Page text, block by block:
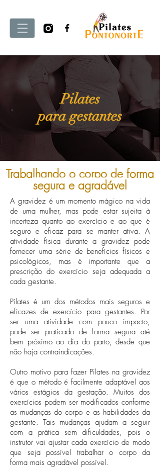
Pilates
para gestantes
Trabalhando o corpo de forma
segura e agradável
A gravidez é um momento mágico na vida
de uma mulher, mas pode estar sujeita à
incerteza quanto ao exercício e ao que é
seguro e eficaz para se manter ativa. A
atividade física durante a gravidez pode
fornecer uma série de benefícios físicos e
psicológicos, mas é importante que a
prescrição do exercício seja adequada a
cada gestante.
Pilates é um dos métodos mais seguros e
eficazes de exercício para gestantes. Por
ser uma atividade com pouco impacto,
pode ser praticado de forma segura até
bem próximo ao dia do parto, desde que
não haja contraindicações.
Outro motivo para fazer Pilates na gravidez
é que o método é facilmente adaptável aos
vários estágios da gestação. Muitos dos
exercícios podem ser modificados conforme
as mudanças do corpo e as habilidades da
gestante. Tais mudanças ajudam a seguir
com a prática sem dificuldades, pois o
instrutor vai ajustar cada exercício de modo
que seja possível trabalhar o corpo da
forma mais agradável possível.